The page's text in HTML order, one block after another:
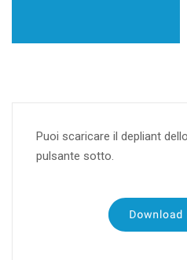
Puoi scaricare il depliant
pulsante sotto.